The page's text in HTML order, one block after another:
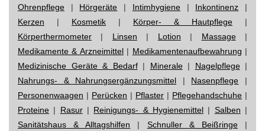
Ohrenpflege | Hörgeräte | Intimhygiene| Inkontinenz |
Kerzen | Kosmetik | Körper- & Hautpflege |
Körperthermometer | Linsen | Lotion | Massage|
Medikamente & Arzneimittel| Medikamentenaufbewahrung |
Medizinische Geräte & Bedarf| Minerale| Nagelpflege|
Nahrungs- & Nahrungsergänzungsmittel | Nasenpflege |
Personenwaagen | Perücken | Pflaster | Pflegehandschuhe |
Proteine | Rasur| Reinigungs- & Hygienemittel | Salben |
Sanitätshaus & Alltagshilfen | Schnuller & Beißringe|